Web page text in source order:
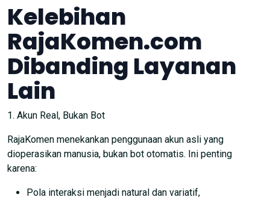
Kelebihan
RajaKomen.com
Dibanding Layanan
Lain
1. Akun Real, Bukan Bot
RajaKomen menekankan penggunaan akun asli yang
dioperasikan manusia, bukan bot otomatis. Ini penting
karena:
Pola interaksi menjadi natural dan variatif,